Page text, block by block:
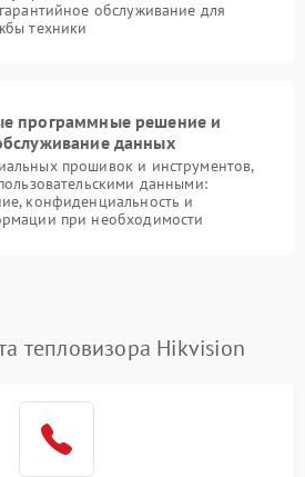
обслуживание для
техники
программные решение и
данных
прошивок и инструментов,
данными:
конфиденциальность и
при необходимости
тепловизора Hikvision